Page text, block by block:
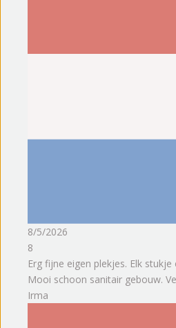
8/5/2026
8
Erg fijne eigen plekjes. Elk
Mooi schoon sanitair gebouw.
Irma